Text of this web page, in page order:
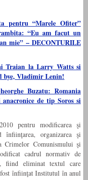
pentru “Marele Ofiter”
“Eu am facut un
mie” – DECONTURILE
Traian la Larry Watts si
bye, Vladimir Lenin!
Buzatu: Romania
de tip Soros si
pentru modificarea şi
înfiinţarea, organizarea şi
Crimelor Comunismului şi
cadrul normativ de
fiind eliminat textul care
înfiinţat Institutul în anul